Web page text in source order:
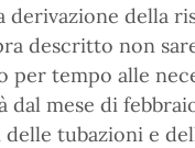
derivazione della
descritto non
per tempo alle
dal mese di
tubazioni e